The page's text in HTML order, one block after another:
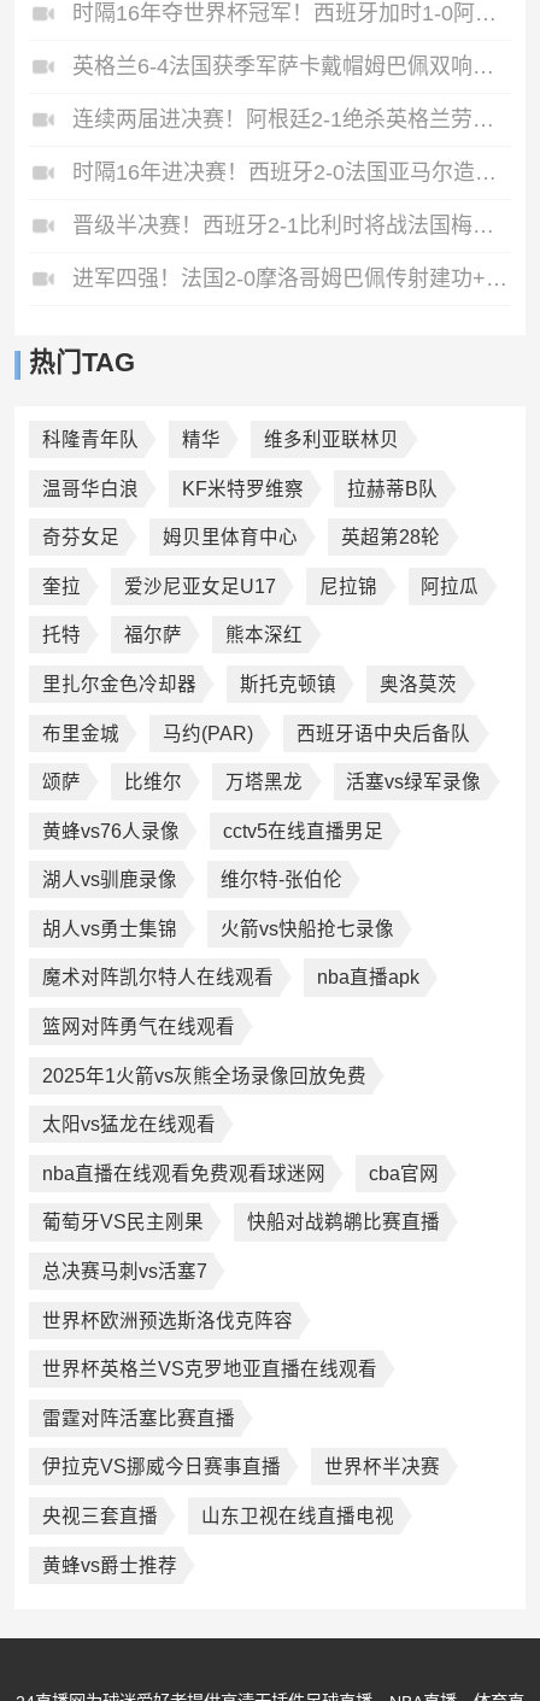
时隔16年夺世界杯冠军！西班牙加时1-0阿根廷费兰制胜恩佐染红
英格兰6-4法国获季军萨卡戴帽姆巴佩双响创纪录奥利塞2助+失良机
连续两届进决赛！阿根廷2-1绝杀英格兰劳塔罗恩佐破门梅西两助攻
时隔16年进决赛！西班牙2-0法国亚马尔造点奥亚萨瓦尔、波罗破门
晋级半决赛！西班牙2-1比利时将战法国梅里诺替补绝杀拉门斯送礼
进军四强！法国2-0摩洛哥姆巴佩传射建功+失点登贝莱贴地斩
热门TAG
科隆青年队 精华 维多利亚联林贝
温哥华白浪 KF米特罗维察 拉赫蒂B队
奇芬女足 姆贝里体育中心 英超第28轮
奎拉 爱沙尼亚女足U17 尼拉锦 阿拉瓜
托特 福尔萨 熊本深红
里扎尔金色冷却器 斯托克顿镇 奥洛莫茨
布里金城 马约(PAR) 西班牙语中央后备队
颂萨 比维尔 万塔黑龙 活塞vs绿军录像
黄蜂vs76人录像 cctv5在线直播男足
湖人vs驯鹿录像 维尔特-张伯伦
胡人vs勇士集锦 火箭vs快船抢七录像
魔术对阵凯尔特人在线观看 nba直播apk
篮网对阵勇气在线观看
2025年1火箭vs灰熊全场录像回放免费
太阳vs猛龙在线观看
nba直播在线观看免费观看球迷网 cba官网
葡萄牙VS民主刚果 快船对战鹈鹕比赛直播
总决赛马刺vs活塞7
世界杯欧洲预选斯洛伐克阵容
世界杯英格兰VS克罗地亚直播在线观看
雷霆对阵活塞比赛直播
伊拉克VS挪威今日赛事直播 世界杯半决赛
央视三套直播 山东卫视在线直播电视
黄蜂vs爵士推荐